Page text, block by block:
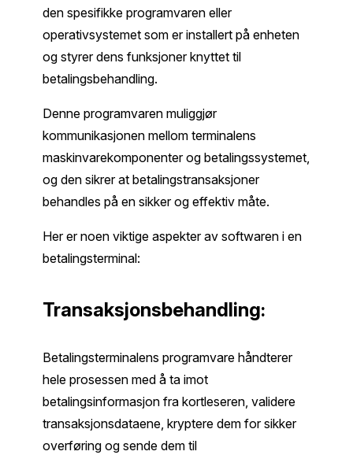
den spesifikke programvaren eller
operativsystemet som er installert på enheten
og styrer dens funksjoner knyttet til
betalingsbehandling.
Denne programvaren muliggjør
kommunikasjonen mellom terminalens
maskinvarekomponenter og betalingssystemet,
og den sikrer at betalingstransaksjoner
behandles på en sikker og effektiv måte.
Her er noen viktige aspekter av softwaren i en
betalingsterminal:
Transaksjonsbehandling:
Betalingsterminalens programvare håndterer
hele prosessen med å ta imot
betalingsinformasjon fra kortleseren, validere
transaksjonsdataene, kryptere dem for sikker
overføring og sende dem til